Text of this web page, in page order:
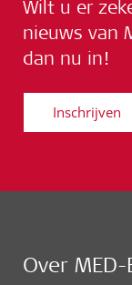
Wilt u er
nieuws van
dan nu in!
Inschrijven
Over MED-